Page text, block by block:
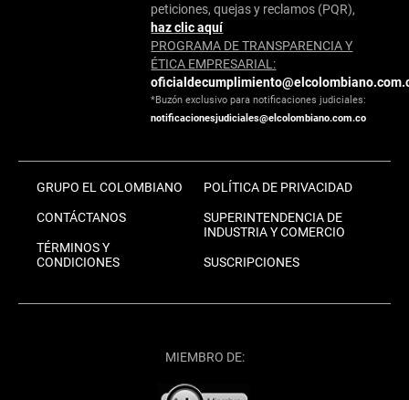
peticiones, quejas y reclamos (PQR),
haz clic aquí
PROGRAMA DE TRANSPARENCIA Y
ÉTICA EMPRESARIAL:
*Buzón exclusivo para notificaciones judiciales:
notificacionesjudiciales@elcolombiano.com.co
GRUPO EL COLOMBIANO
CONTÁCTANOS
TÉRMINOS Y
CONDICIONES
POLÍTICA DE PRIVACIDAD
SUPERINTENDENCIA DE
INDUSTRIA Y COMERCIO
SUSCRIPCIONES
MIEMBRO DE: